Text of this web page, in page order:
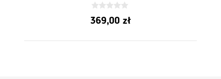
0
z
369,00 zł